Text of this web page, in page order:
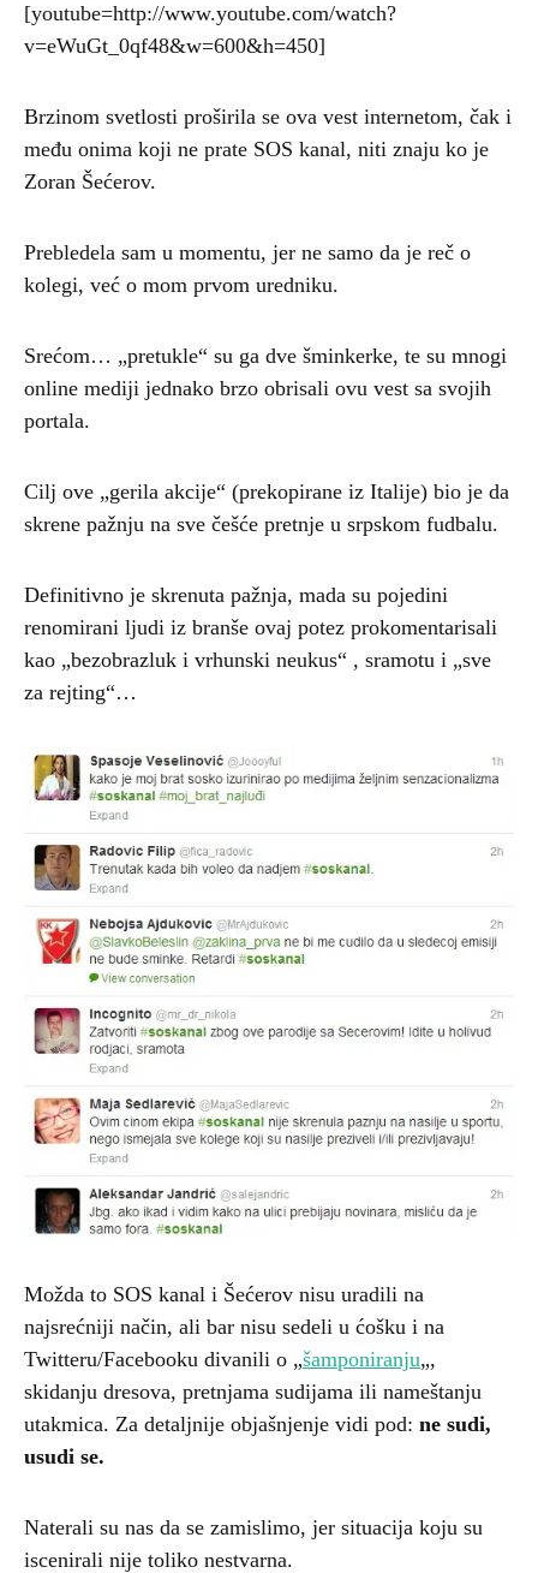
[youtube=http://www.youtube.com/watch?
v=eWuGt_0qf48&w=600&h=450]
Brzinom svetlosti proširila se ova vest internetom, čak i
među onima koji ne prate SOS kanal, niti znaju ko je
Zoran Šećerov.
Prebledela sam u momentu, jer ne samo da je reč o
kolegi, već o mom prvom uredniku.
Srećom… „pretukle“ su ga dve šminkerke, te su mnogi
online mediji jednako brzo obrisali ovu vest sa svojih
portala.
Cilj ove „gerila akcije“ (prekopirane iz Italije) bio je da
skrene pažnju na sve češće pretnje u srpskom fudbalu.
Definitivno je skrenuta pažnja, mada su pojedini
renomirani ljudi iz branše ovaj potez prokomentarisali
kao „bezobrazluk i vrhunski neukus“ , sramotu i „sve
za rejting“…
Možda to SOS kanal i Šećerov nisu uradili na
najsrećniji način, ali bar nisu sedeli u ćošku i na
Twitteru/Facebooku divanili o „šamponiranju„,
skidanju dresova, pretnjama sudijama ili nameštanju
utakmica. Za detaljnije objašnjenje vidi pod: ne sudi,
usudi se.
Naterali su nas da se zamislimo, jer situacija koju su
iscenirali nije toliko nestvarna.